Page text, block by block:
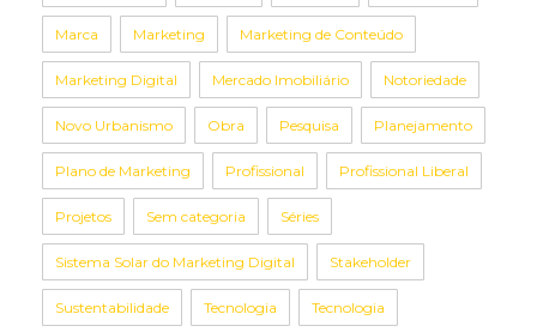
Marca Marketing Marketing de Conteúdo
Marketing Digital Mercado Imobiliário Notoriedade
Novo Urbanismo Obra Pesquisa Planejamento
Plano de Marketing Profissional Profissional Liberal
Projetos Sem categoria Séries
Sistema Solar do Marketing Digital Stakeholder
Sustentabilidade Tecnologia Tecnologia